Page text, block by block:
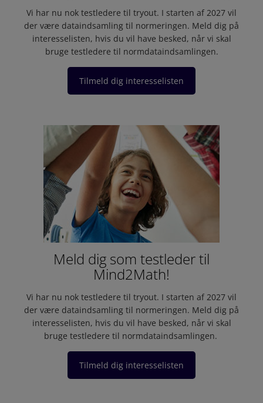
Vi har nu nok testledere til tryout. I starten af 2027 vil
der være dataindsamling til normeringen. Meld dig på
interesselisten, hvis du vil have besked, når vi skal
bruge testledere til normdataindsamlingen.
Tilmeld dig interesselisten
Meld dig som testleder til
Mind2Math!
Vi har nu nok testledere til tryout. I starten af 2027 vil
der være dataindsamling til normeringen. Meld dig på
interesselisten, hvis du vil have besked, når vi skal
bruge testledere til normdataindsamlingen.
Tilmeld dig interesselisten